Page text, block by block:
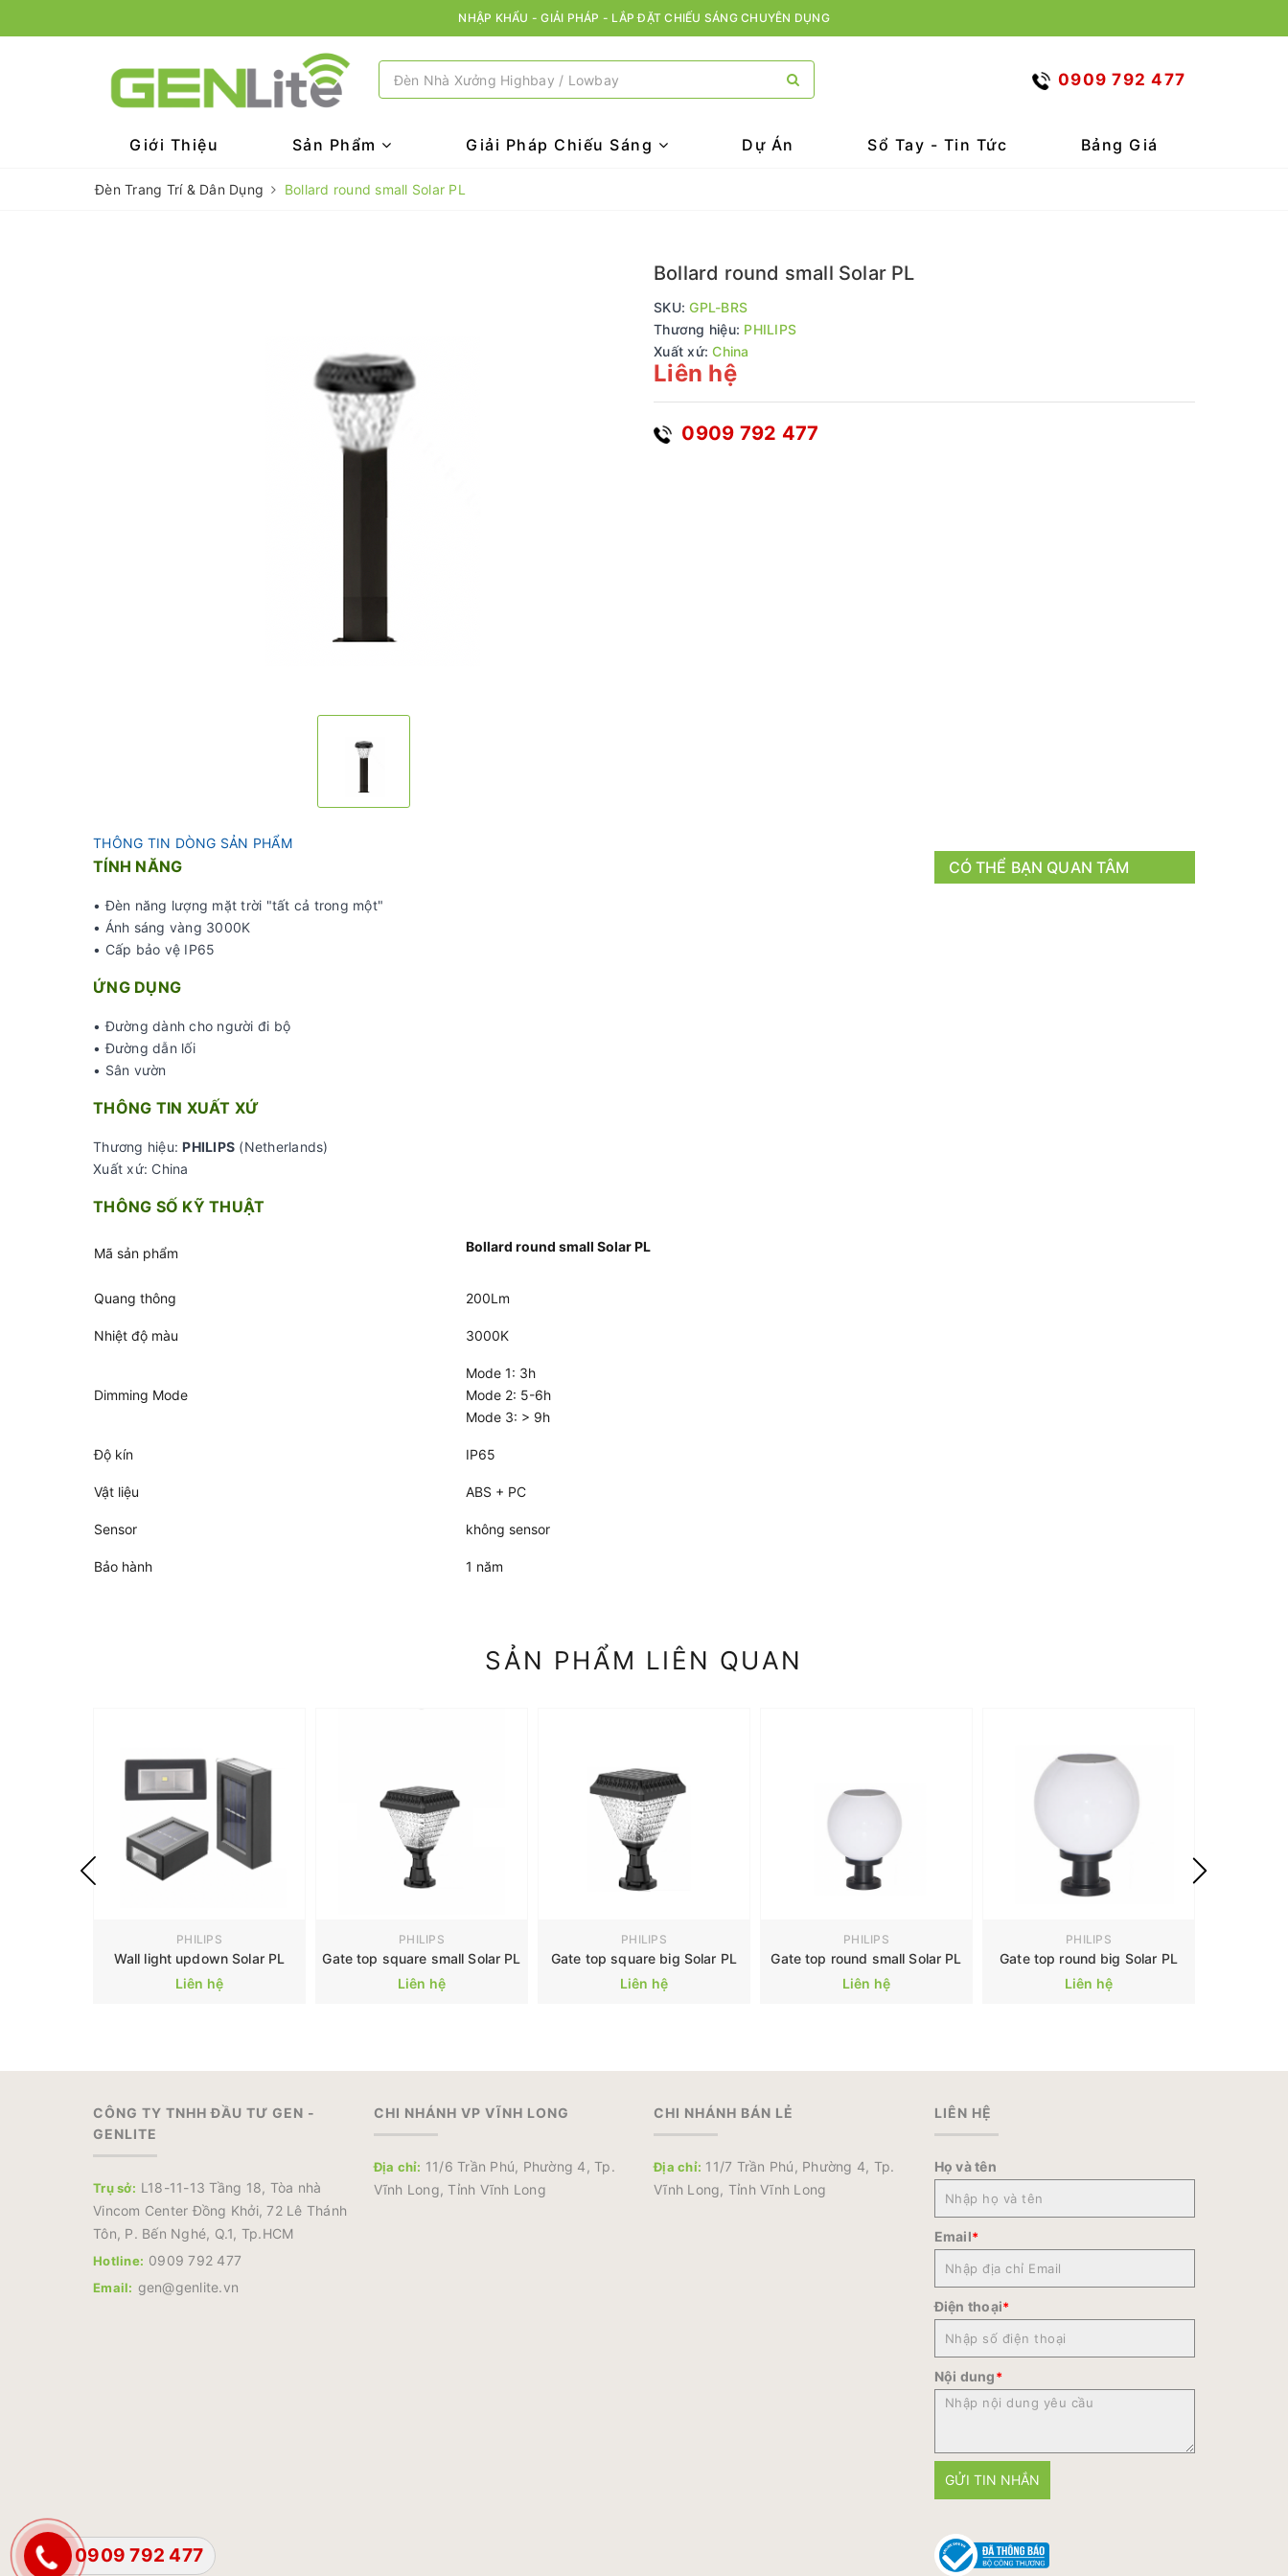
NHẬP KHẨU - GIẢI PHÁP - LẮP ĐẶT CHIẾU SÁNG CHUYÊN DỤNG
0909 792 477
Giới Thiệu Sản Phẩm Giải Pháp Chiếu Sáng Dự Án Sổ Tay - Tin Tức Bảng Giá
Đèn Trang Trí & Dân Dụng Bollard round small Solar PL
Bollard round small Solar PL
SKU:GPL-BRS
Thương hiệu: PHILIPS
Xuất xứ:China
Liên hệ
0909 792 477
THÔNG TIN DÒNG SẢN PHẨM
TÍNH NĂNG
• Đèn năng lượng mặt trời "tất cả trong một"
• Ánh sáng vàng 3000K
• Cấp bảo vệ IP65
ỨNG DỤNG
• Đường dành cho người đi bộ
• Đường dẫn lối
• Sân vườn
THÔNG TIN XUẤT XỨ
Thương hiệu:PHILIPS (Netherlands)
Xuất xứ: China
THÔNG SỐ KỸ THUẬT
Mã sản phẩm Bollard round small Solar PL
Quang thông 200Lm
Nhiệt độ màu 3000K
Dimming Mode
Mode 1: 3h
Mode 2: 5-6h
Mode 3: > 9h
Độ kín IP65
Vật liệu ABS + PC
Sensor không sensor
Bảo hành 1 năm
CÓ THỂ BẠN QUAN TÂM
SẢN PHẨM LIÊN QUAN
PHILIPS
Wall light updown Solar PL
Liên hệ
PHILIPS
Gate top square small Solar PL
Liên hệ
PHILIPS
Gate top square big Solar PL
Liên hệ
PHILIPS
Gate top round small Solar PL
Liên hệ
PHILIPS
Gate top round big Solar PL
Liên hệ
CÔNG TY TNHH ĐẦU TƯ GEN -
GENLITE
Trụ sở: L18-11-13 Tầng 18, Tòa nhà
Vincom Center Đồng Khởi, 72 Lê Thánh
Tôn, P. Bến Nghé, Q.1, Tp.HCM
Hotline: 0909 792 477
Email: gen@genlite.vn
CHI NHÁNH VP VĨNH LONG
Địa chỉ: 11/6 Trần Phú, Phường 4, Tp.
Vĩnh Long, Tỉnh Vĩnh Long
CHI NHÁNH BÁN LẺ
Địa chỉ: 11/7 Trần Phú, Phường 4, Tp.
Vĩnh Long, Tỉnh Vĩnh Long
LIÊN HỆ
Họ và tên
Email*
Điện thoại*
Nội dung*
GỬI TIN NHẮN
0909 792 477